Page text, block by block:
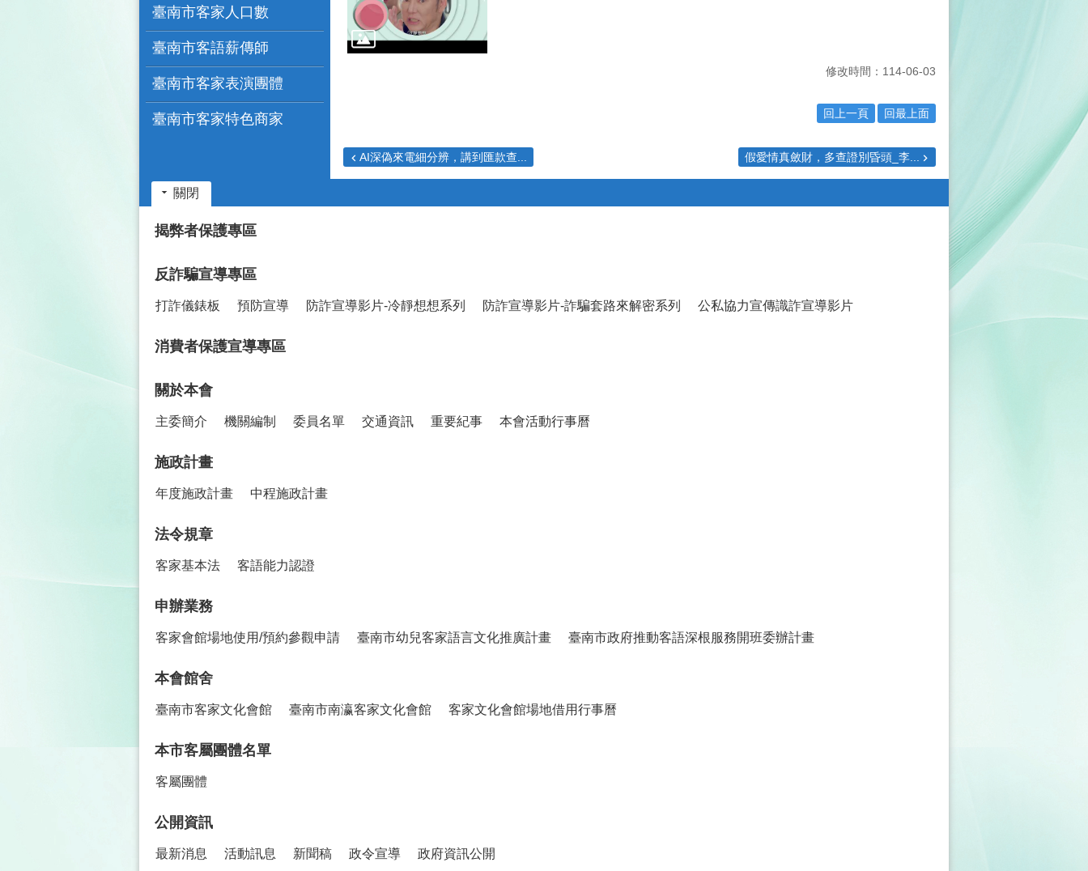
臺南市客家人口數
臺南市客語薪傳師
臺南市客家表演團體
臺南市客家特色商家
修改時間：114-06-03
回上一頁 回最上面
AI深偽來電細分辨，講到匯款查... 假愛情真斂財，多查證別昏頭_李...
關閉
揭弊者保護專區
反詐騙宣導專區
打詐儀錶板 預防宣導 防詐宣導影片-冷靜想想系列 防詐宣導影片-詐騙套路來解密系列 公私協力宣傳識詐宣導影片
消費者保護宣導專區
關於本會
主委簡介 機關編制 委員名單 交通資訊 重要紀事 本會活動行事曆
施政計畫
年度施政計畫 中程施政計畫
法令規章
客家基本法 客語能力認證
申辦業務
客家會館場地使用/預約參觀申請 臺南市幼兒客家語言文化推廣計畫 臺南市政府推動客語深根服務開班委辦計畫
本會館舍
臺南市客家文化會館 臺南市南瀛客家文化會館 客家文化會館場地借用行事曆
本市客屬團體名單
客屬團體
公開資訊
最新消息 活動訊息 新聞稿 政令宣導 政府資訊公開